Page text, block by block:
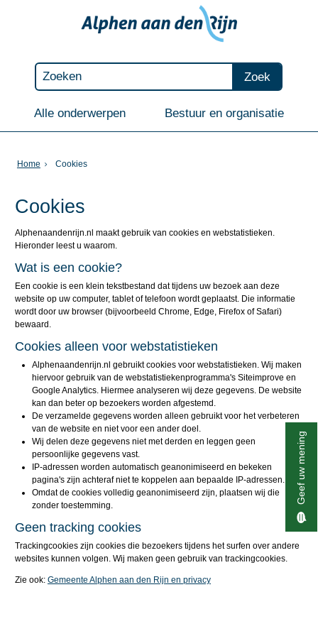
Zoek
Alle onderwerpen Bestuur en organisatie
Home Cookies
Cookies
Alphenaandenrijn.nl maakt gebruik van cookies en webstatistieken.
Hieronder leest u waarom.
Wat is een cookie?
Een cookie is een klein tekstbestand dat tijdens uw bezoek aan deze
website op uw computer, tablet of telefoon wordt geplaatst. Die informatie
wordt door uw browser (bijvoorbeeld Chrome, Edge, Firefox of Safari)
bewaard.
Cookies alleen voor webstatistieken
Alphenaandenrijn.nl gebruikt cookies voor webstatistieken. Wij maken
hiervoor gebruik van de webstatistiekenprogramma's Siteimprove en
Google Analytics. Hiermee analyseren wij deze gegevens. De website
kan dan beter op bezoekers worden afgestemd.
De verzamelde gegevens worden alleen gebruikt voor het verbeteren
van de website en niet voor een ander doel.
Wij delen deze gegevens niet met derden en leggen geen
persoonlijke gegevens vast.
IP-adressen worden automatisch geanonimiseerd en bekeken
pagina's zijn achteraf niet te koppelen aan bepaalde IP-adressen.
Omdat de cookies volledig geanonimiseerd zijn, plaatsen wij die
zonder toestemming.
Geen tracking cookies
Trackingcookies zijn cookies die bezoekers tijdens het surfen over andere
websites kunnen volgen. Wij maken geen gebruik van trackingcookies.
Zie ook: Gemeente Alphen aan den Rijn en privacy
Geef uw mening